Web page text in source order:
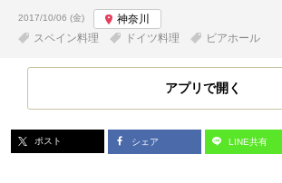
投稿日:
2017/10/06 (金)
神奈川
スペイン料理
ドイツ料理 ビアホール
アプリで開く
ポスト シェア LINE共有